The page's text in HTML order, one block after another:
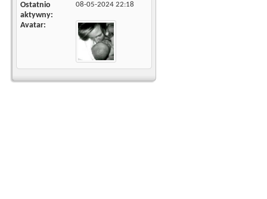
Ostatnio
aktywny
08-05-2024 22:18
Avatar